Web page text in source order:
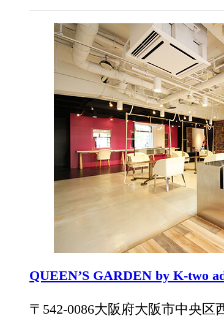
QUEEN’S GARDEN by K-two
〒542-0086大阪府大阪市中央